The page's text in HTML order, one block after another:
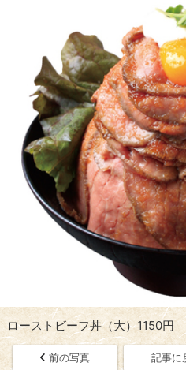
ローストビーフ丼（大）1150円
前の写真 記事に